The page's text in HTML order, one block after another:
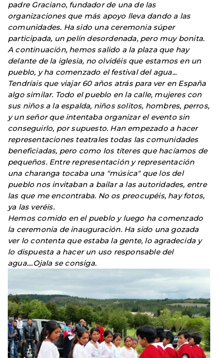
padre Graciano, fundador de una de las
organizaciones que más apoyo lleva dando a las
comunidades. Ha sido una ceremonia súper
participada, un pelín desordenada, pero muy bonita.
A continuación, hemos salido a la plaza que hay
delante de la iglesia, no olvidéis que estamos en un
pueblo, y ha comenzado el festival del agua...
Tendríais que viajar 60 años atrás para ver en España
algo similar. Todo el pueblo en la calle, mujeres con
sus niños a la espalda, niños solitos, hombres, perros,
y un señor que intentaba organizar el evento sin
conseguirlo, por supuesto. Han empezado a hacer
representaciones teatrales todas las comunidades
beneficiadas, pero como los títeres que hacíamos de
pequeños. Entre representación y representación
una charanga tocaba una "música" que los del
pueblo nos invitaban a bailar a las autoridades, entre
las que me encontraba. No os preocupéis, hay fotos,
ya las veréis.
Hemos comido en el pueblo y luego ha comenzado
la ceremonia de inauguración. Ha sido una gozada
ver lo contenta que estaba la gente, lo agradecida y
lo dispuesta a hacer un uso responsable del
agua....Ojala se consiga.